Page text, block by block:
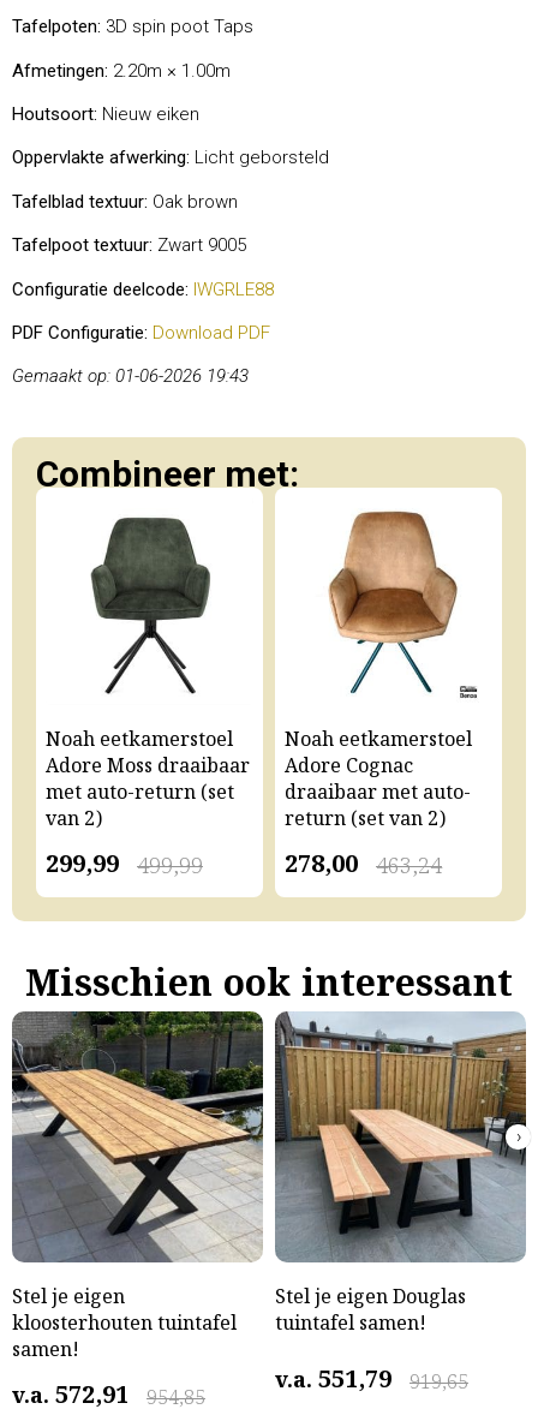
Tafelpoten: 3D spin poot Taps
Afmetingen: 2.20m × 1.00m
Houtsoort: Nieuw eiken
Oppervlakte afwerking: Licht geborsteld
Tafelblad textuur: Oak brown
Tafelpoot textuur: Zwart 9005
Configuratie deelcode: IWGRLE88
PDF Configuratie: Download PDF
Gemaakt op: 01-06-2026 19:43
Combineer met:
Noah eetkamerstoel
Adore Moss draaibaar
met auto-return (set
van 2)
499,99
299,99
Noah eetkamerstoel
Adore Cognac
draaibaar met auto-
return (set van 2)
463,24
278,00
Misschien ook interessant
Stel je eigen
kloosterhouten tuintafel
samen!
v.a. 954,85
572,91
Stel je eigen Douglas
tuintafel samen!
v.a. 919,65
551,79
›